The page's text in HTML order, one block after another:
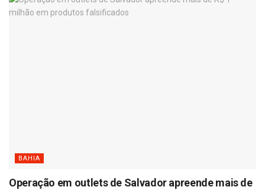
BAHIA
Operação em outlets de Salvador apreende mais de